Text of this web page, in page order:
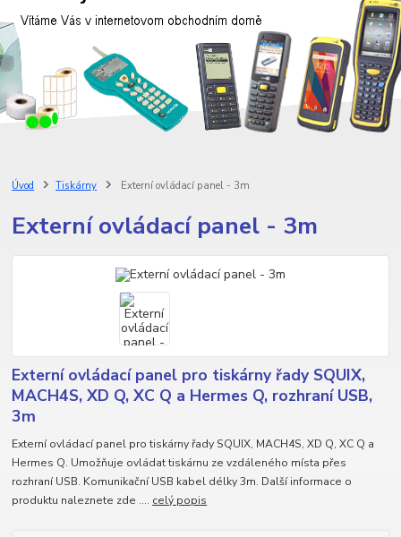
Úvod Tiskárny Externí ovládací panel - 3m
Externí ovládací panel - 3m
Externí ovládací panel pro tiskárny řady SQUIX,
MACH4S, XD Q, XC Q a Hermes Q, rozhraní USB,
3m
Externí ovládací panel pro tiskárny řady SQUIX, MACH4S, XD Q, XC Q a
Hermes Q. Umožňuje ovládat tiskárnu ze vzdáleného místa přes
rozhraní USB. Komunikační USB kabel délky 3m. Další informace o
produktu naleznete zde .... celý popis